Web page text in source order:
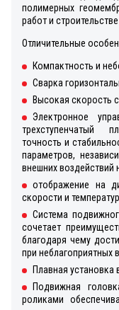
полимерных
работ и
Отличительные
Компактность и
Сварка
Высокая скорость
Электронное
трехступенчатый
точность и
параметров,
внешних воздействий
отображение на
скорости и
Система
сочетает
благодаря чему
при неблагоприятных
Плавная установка
Подвижная
роликами